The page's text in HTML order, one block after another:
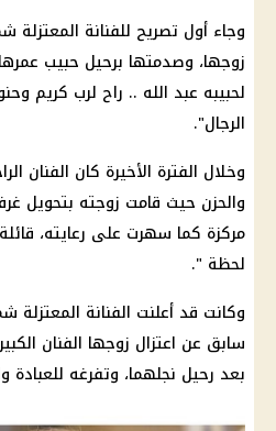
وجاء أول تصريح للفنانة
زوجها، وصدمتها برحيل حبيب
لحبيبه عبد الله .. راح لرب كريم
الرجال".
وخلال الفترة الأخيرة كان الفنان
والحزن حيث قامت زوجته بتحويل
مركزة كما سهرت على رعايته،
لحظة ".
وكانت قد أعلنت الفنانة
سابق عن اعتزال زوجها الفنان
بعد رحيل نجلهما، وتفرغه للعبادة